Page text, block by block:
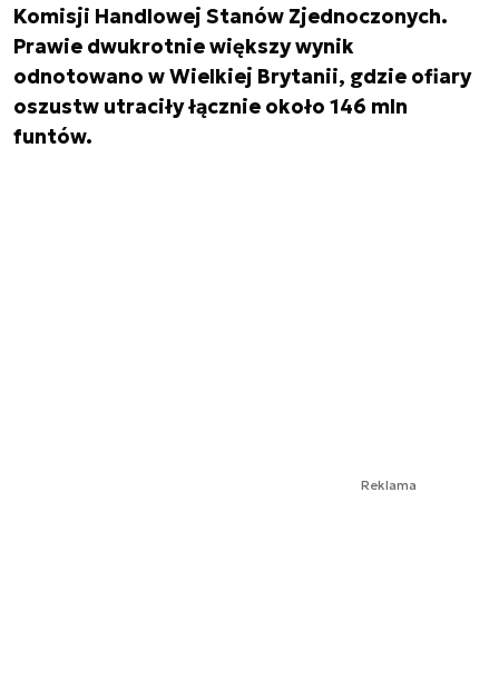
Komisji Handlowej Stanów Zjednoczonych.
Prawie dwukrotnie większy wynik
odnotowano w Wielkiej Brytanii, gdzie ofiary
oszustw utraciły łącznie około 146 mln
funtów.
Reklama